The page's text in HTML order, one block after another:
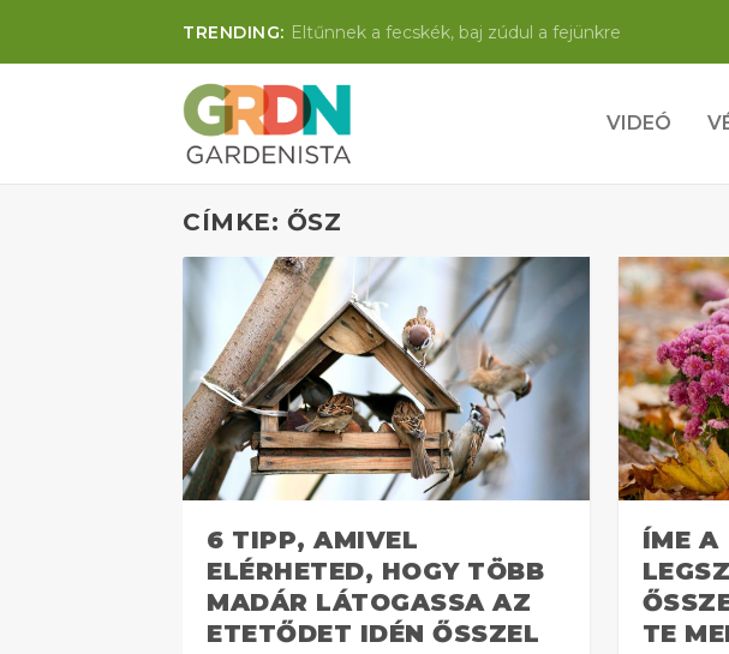
TRENDING: Eltűnnek a fecskék, baj zúdul a fejünkre
VIDEÓ
CÍMKE: ŐSZ
6 TIPP, AMIVEL
ELÉRHETED, HOGY TÖBB
MADÁR LÁTOGASSA AZ
ETETŐDET IDÉN ŐSSZEL
ÍME A
TE